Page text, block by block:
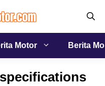
Motor Berita